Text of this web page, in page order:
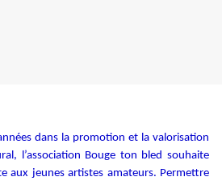
dans la promotion et la valorisation
l’association Bouge ton bled souhaite
aux jeunes artistes amateurs. Permettre